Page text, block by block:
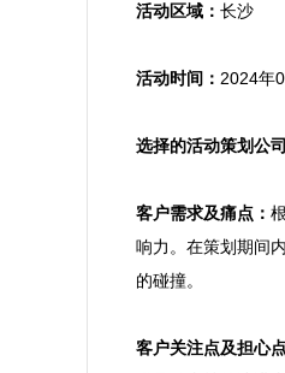
活动区域： 长沙
活动时间： 2024年
选择的活动策划公
客户需求及痛点：
响力。在策划期间
的碰撞。
客户关注点及担心